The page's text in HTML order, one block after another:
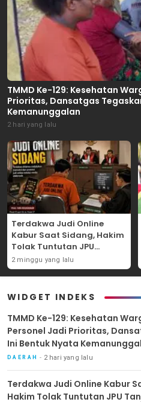
TMMD Ke-129: Kesehatan
Prioritas, Dansatgas
Kemanunggalan
2 hari yang lalu
Terdakwa Judi Online
Kabur Saat Sidang, Hakim
Tolak Tuntutan JPU
Tanjung Perak karena
Gagal Hadirkan Hartono
2 minggu yang lalu
WIDGET INDEKS
TMMD Ke-129: Kesehatan
Personel Jadi Prioritas,
Ini Bentuk Nyata
DAERAH 2 hari yang lalu
Terdakwa Judi Online Kabur
Hakim Tolak Tuntutan JPU